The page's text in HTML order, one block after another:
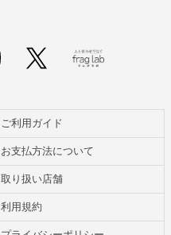
ご利用ガイド
お支払方法について
取り扱い店舗
利用規約